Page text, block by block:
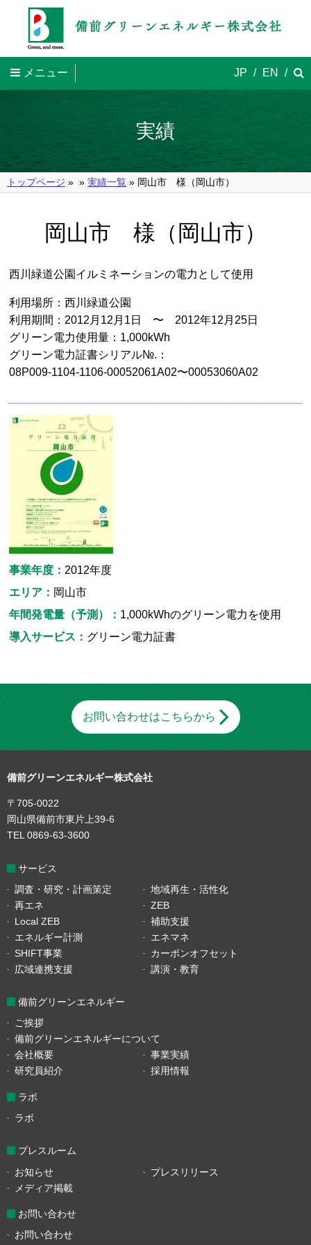
メニュー JP / EN /
実績
トップページ » » 実績一覧 » 岡山市 様（岡山市）
岡山市 様（岡山市）
西川緑道公園イルミネーションの電力として使用
利用場所：西川緑道公園
利用期間：2012月12月1日 〜 2012年12月25日
グリーン電力使用量：1,000kWh
グリーン電力証書シリアル№.：
08P009-1104-1106-00052061A02〜00053060A02
事業年度：2012年度
エリア： 岡山市
年間発電量（予測）： 1,000kWhのグリーン電力を使用
導入サービス： グリーン電力証書
お問い合わせはこちらから
備前グリーンエネルギー株式会社
〒705-0022
岡山県備前市東片上39-6
TEL 0869-63-3600
サービス
調査・研究・計画策定
地域再生・活性化
再エネ
ZEB
Local ZEB
補助支援
エネルギー計測
エネマネ
SHIFT事業
カーボンオフセット
広域連携支援
講演・教育
備前グリーンエネルギー
ご挨拶
備前グリーンエネルギーについて
会社概要
事業実績
研究員紹介
採用情報
ラボ
ラボ
プレスルーム
お知らせ
プレスリリース
メディア掲載
お問い合わせ
お問い合わせ